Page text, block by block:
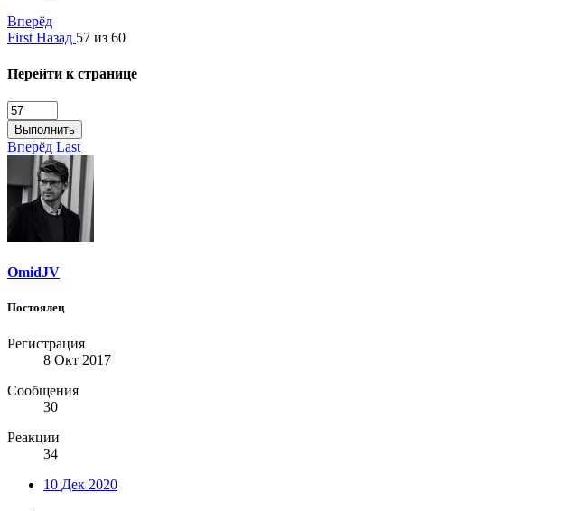
Вперёд
First Назад 57 из 60
Перейти к странице
Выполнить
Вперёд Last
OmidJV
Постоялец
Регистрация
8 Окт 2017
Сообщения
30
Реакции
34
10 Дек 2020